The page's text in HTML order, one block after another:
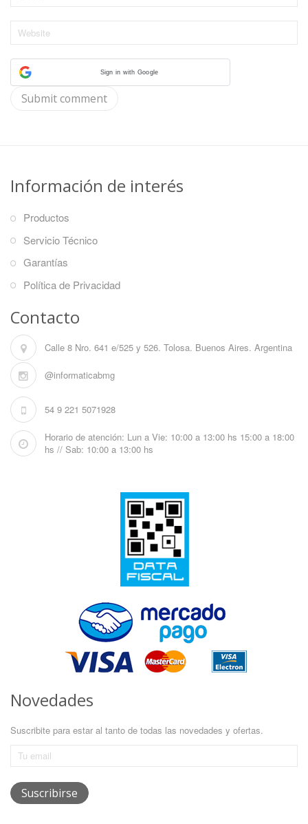
Sign in with Google
Información de interés
Productos
Servicio Técnico
Garantías
Política de Privacidad
Contacto
Calle 8 Nro. 641 e/525 y 526. Tolosa. Buenos Aires. Argentina
@informaticabmg
54 9 221 5071928
Horario de atención: Lun a Vie: 10:00 a 13:00 hs 15:00 a 18:00
hs // Sab: 10:00 a 13:00 hs
Novedades
Suscribite para estar al tanto de todas las novedades y ofertas.